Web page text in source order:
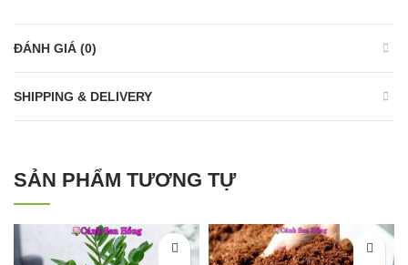
ĐÁNH GIÁ (0)
SHIPPING & DELIVERY
SẢN PHẨM TƯƠNG TỰ